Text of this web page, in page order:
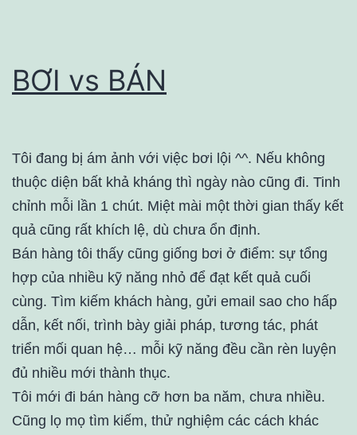
BƠI vs BÁN
Tôi đang bị ám ảnh với việc bơi lội ^^. Nếu không
thuộc diện bất khả kháng thì ngày nào cũng đi. Tinh
chỉnh mỗi lần 1 chút. Miệt mài một thời gian thấy kết
quả cũng rất khích lệ, dù chưa ổn định.
Bán hàng tôi thấy cũng giống bơi ở điểm: sự tổng
hợp của nhiều kỹ năng nhỏ để đạt kết quả cuối
cùng. Tìm kiếm khách hàng, gửi email sao cho hấp
dẫn, kết nối, trình bày giải pháp, tương tác, phát
triển mối quan hệ… mỗi kỹ năng đều cần rèn luyện
đủ nhiều mới thành thục.
Tôi mới đi bán hàng cỡ hơn ba năm, chưa nhiều.
Cũng lọ mọ tìm kiếm, thử nghiệm các cách khác